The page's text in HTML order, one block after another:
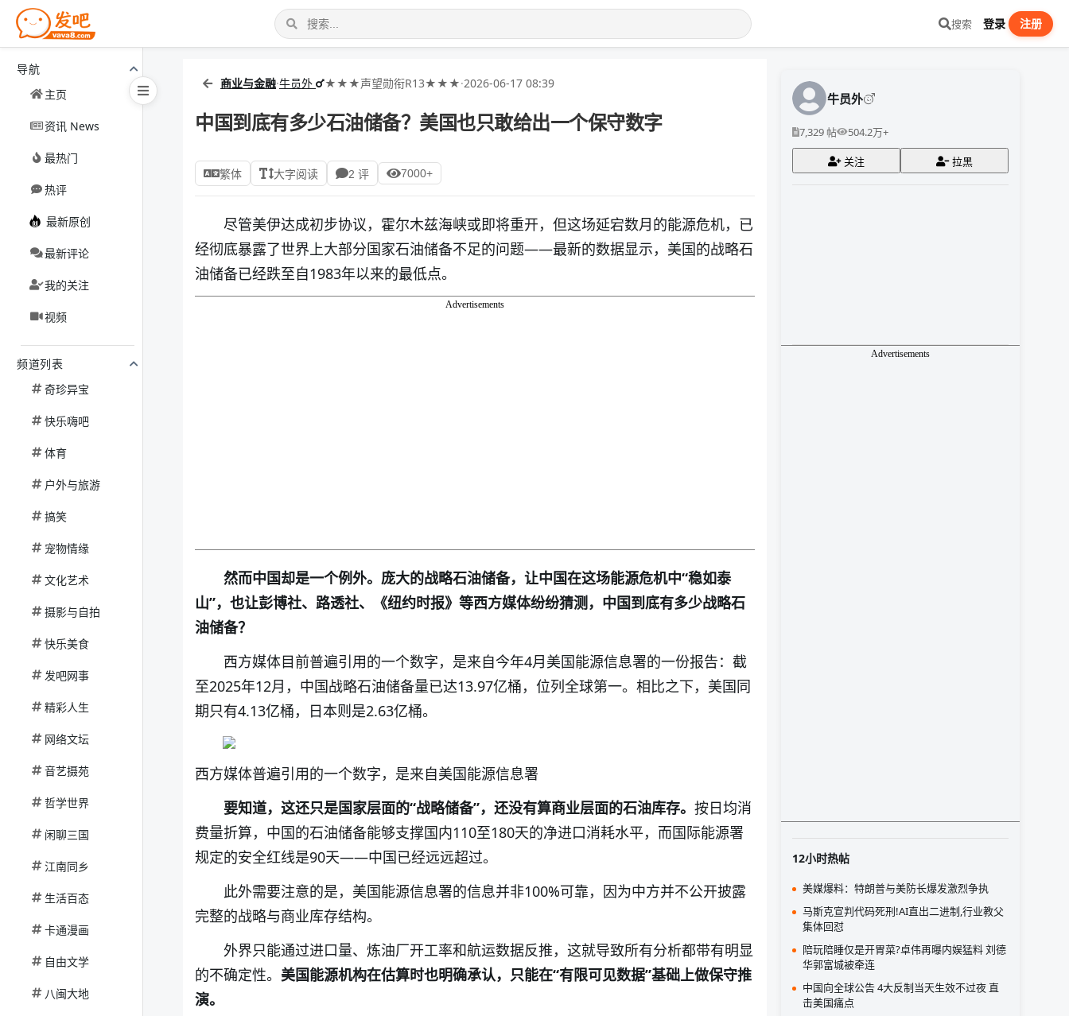
搜索 登录 注册
导航
主页
资讯 News
最热门
热评
最新原创
最新评论
我的关注
视频
频道列表
奇珍异宝
快乐嗨吧
体育
户外与旅游
搞笑
宠物情缘
文化艺术
摄影与自拍
快乐美食
发吧网事
精彩人生
网络文坛
音艺摄苑
哲学世界
闲聊三国
江南同乡
生活百态
卡通漫画
自由文学
八闽大地
商业与金融·牛员外 ★★★声望勋衔R13★★★·2026-06-17 08:39
中国到底有多少石油储备？美国也只敢给出一个保守数字
繁体 大字阅读 2 评 7000+
尽管美伊达成初步协议，霍尔木兹海峡或即将重开，但这场延宕数月的能源危机，已
经彻底暴露了世界上大部分国家石油储备不足的问题——最新的数据显示，美国的战略石
油储备已经跌至自1983年以来的最低点。
Advertisements
然而中国却是一个例外。庞大的战略石油储备，让中国在这场能源危机中“稳如泰
山”，也让彭博社、路透社、《纽约时报》等西方媒体纷纷猜测，中国到底有多少战略石
油储备？
西方媒体目前普遍引用的一个数字，是来自今年4月美国能源信息署的一份报告：截
至2025年12月，中国战略石油储备量已达13.97亿桶，位列全球第一。相比之下，美国同
期只有4.13亿桶，日本则是2.63亿桶。
西方媒体普遍引用的一个数字，是来自美国能源信息署
要知道，这还只是国家层面的“战略储备”，还没有算商业层面的石油库存。 按日均消
费量折算，中国的石油储备能够支撑国内110至180天的净进口消耗水平，而国际能源署
规定的安全红线是90天——中国已经远远超过。
此外需要注意的是，美国能源信息署的信息并非100%可靠，因为中方并不公开披露
完整的战略与商业库存结构。
外界只能通过进口量、炼油厂开工率和航运数据反推，这就导致所有分析都带有明显
的不确定性。 美国能源机构在估算时也明确承认，只能在“有限可见数据”基础上做保守推
演。
牛员外
7,329 帖 504.2万+
关注 拉黑
Advertisements
12小时热帖
美媒爆料：特朗普与美防长爆发激烈争执
马斯克宣判代码死刑!AI直出二进制,行业教父
集体回怼
陪玩陪睡仅是开胃菜?卓伟再曝内娱猛料 刘德
华郭富城被牵连
中国向全球公告 4大反制当天生效不过夜 直
击美国痛点